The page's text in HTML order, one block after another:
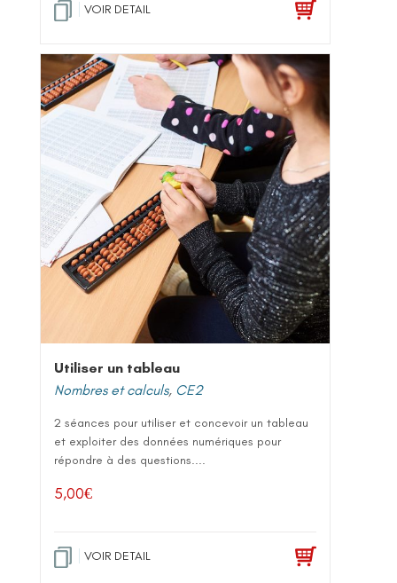
VOIR DETAIL
Utiliser un tableau
Nombres et calculs, CE2
2 séances pour utiliser et concevoir un tableau
et exploiter des données numériques pour
répondre à des questions....
5,00€
VOIR DETAIL